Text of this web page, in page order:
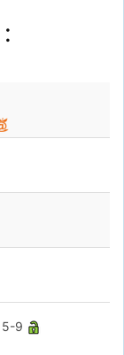
5-9